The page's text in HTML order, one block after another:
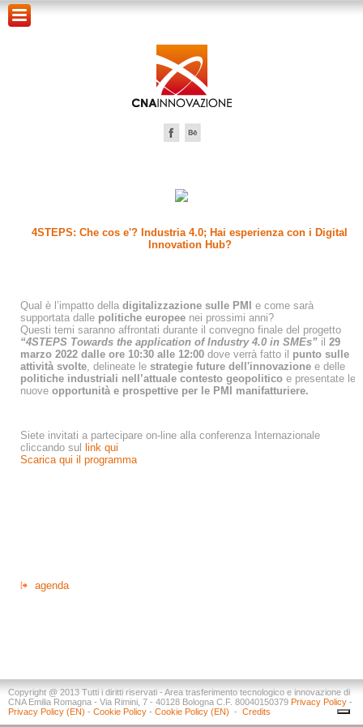
4STEPS: Che cos e'? Industria 4.0; Hai esperienza con i Digital
Innovation Hub?
Qual è l’impatto della digitalizzazione sulle PMI
e come sarà
supportata dalle politiche europee nei prossimi anni?
Questi temi saranno affrontati durante il convegno finale del progetto
“4STEPS Towards the application of Industry 4.0 in SMEs” il 29
marzo 2022 dalle ore 10:30 alle 12:00 dove verrà fatto il punto sulle
attività svolte, delineate le strategie future dell'innovazione e delle
politiche industriali nell’attuale contesto geopolitico e presentate le
nuove opportunità e prospettive per le PMI manifatturiere.
Siete invitati a partecipare on-line alla conferenza Internazionale
cliccando sul
link qui
Scarica qui il programma
agenda
Copyright @ 2013 Tutti i diritti riservati - Area trasferimento tecnologico e innovazione di
CNA Emilia Romagna - Via Rimini, 7 - 40128 Bologna C.F. 80040150379 Privacy Policy -
Privacy Policy (EN) - Cookie Policy - Cookie Policy (EN) - Credits